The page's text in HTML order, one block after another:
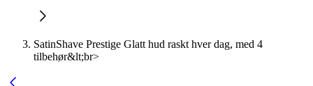
SatinShave Prestige Glatt hud raskt hver dag, med 4
tilbehør&lt;br>